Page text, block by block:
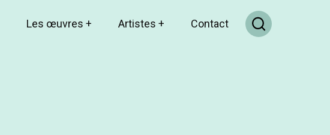
Les œuvres + Artistes + Contact